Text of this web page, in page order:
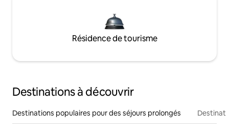
Résidence de tourisme
Destinations à découvrir
Destinations populaires pour des séjours prolongés